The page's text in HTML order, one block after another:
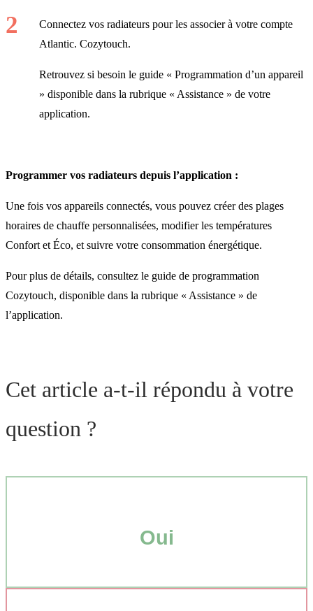
Connectez vos radiateurs pour les associer à votre compte
Atlantic. Cozytouch.
Retrouvez si besoin le guide « Programmation d’un appareil
» disponible dans la rubrique « Assistance » de votre
application.
Programmer vos radiateurs depuis l’application :
Une fois vos appareils connectés, vous pouvez créer des plages
horaires de chauffe personnalisées, modifier les températures
Confort et Éco, et suivre votre consommation énergétique.
Pour plus de détails, consultez le guide de programmation
Cozytouch, disponible dans la rubrique « Assistance » de
l’application.
Cet article a-t-il répondu à votre
question ?
Oui